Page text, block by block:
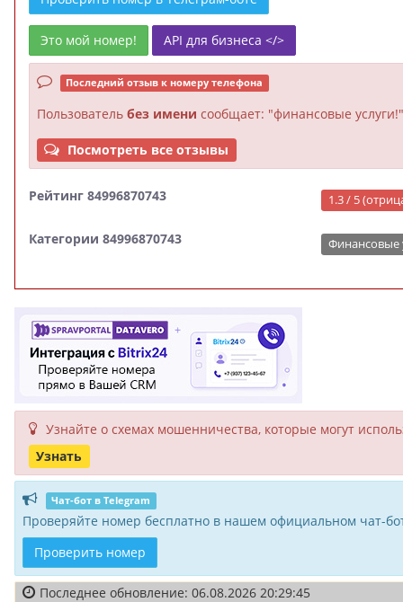
Это мой номер! API для бизнеса </>
Последний отзыв к номеру телефона
Пользователь без имени сообщает: "финансовые услуги!"
Посмотреть все отзывы
Рейтинг 84996870743 1.3 / 5
Категории 84996870743 Финансовые
Узнайте о схемах мошенни­чества, кото­рые могут
Узнать
Чат-бот в Telegram
Проверяйте номер бесплатно в нашем официальном чат-
Проверить номер
Последнее обновление: 06.08.2026 20:29:45